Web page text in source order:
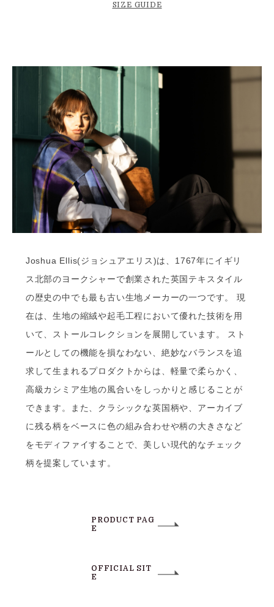
SIZE GUIDE
Joshua Ellis(ジョシュアエリス)は、1767年にイギリ
ス北部のヨークシャーで創業された英国テキスタイル
の歴史の中でも最も古い生地メーカーの一つです。 現
在は、生地の縮絨や起毛工程において優れた技術を用
いて、ストールコレクションを展開しています。 スト
ールとしての機能を損なわない、絶妙なバランスを追
求して生まれるプロダクトからは、軽量で柔らかく、
高級カシミア生地の風合いをしっかりと感じることが
できます。また、クラシックな英国柄や、アーカイブ
に残る柄をベースに色の組み合わせや柄の大きさなど
をモディファイすることで、美しい現代的なチェック
柄を提案しています。
PRODUCT PAG
E
OFFICIAL SIT
E